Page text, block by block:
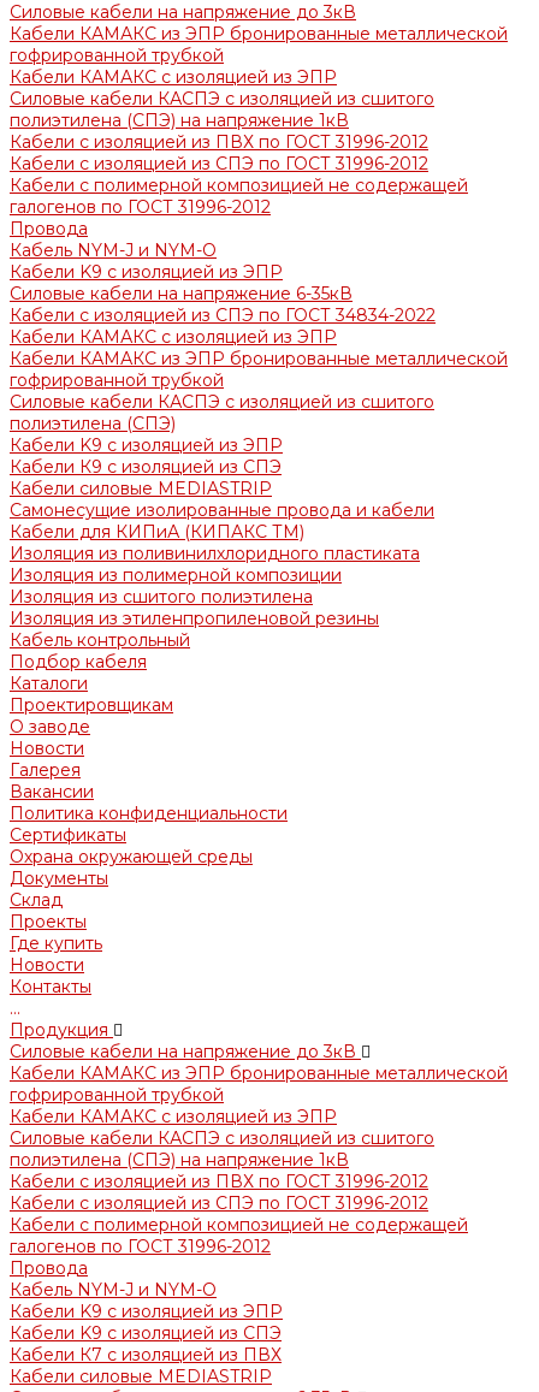
Силовые кабели на напряжение до 3кВ
Кабели КАМАКС из ЭПР бронированные металлической
гофрированной трубкой
Кабели КАМАКС с изоляцией из ЭПР
Силовые кабели КАСПЭ с изоляцией из сшитого
полиэтилена (СПЭ) на напряжение 1кВ
Кабели с изоляцией из ПВХ по ГОСТ 31996-2012
Кабели с изоляцией из СПЭ по ГОСТ 31996-2012
Кабели с полимерной композицией не содержащей
галогенов по ГОСТ 31996-2012
Провода
Кабель NYM-J и NYM-O
Кабели K9 с изоляцией из ЭПР
Силовые кабели на напряжение 6-35кВ
Кабели с изоляцией из СПЭ по ГОСТ 34834-2022
Кабели КАМАКС с изоляцией из ЭПР
Кабели КАМАКС из ЭПР бронированные металлической
гофрированной трубкой
Силовые кабели КАСПЭ с изоляцией из сшитого
полиэтилена (СПЭ)
Кабели K9 с изоляцией из ЭПР
Кабели К9 с изоляцией из СПЭ
Кабели силовые MEDIASTRIP
Самонесущие изолированные провода и кабели
Кабели для КИПиА (КИПАКС ТМ)
Изоляция из поливинилхлоридного пластиката
Изоляция из полимерной композиции
Изоляция из сшитого полиэтилена
Изоляция из этиленпропиленовой резины
Кабель контрольный
Подбор кабеля
Каталоги
Проектировщикам
О заводе
Новости
Галерея
Вакансии
Политика конфиденциальности
Сертификаты
Охрана окружающей среды
Документы
Склад
Проекты
Где купить
Новости
Контакты
...
Продукция
Силовые кабели на напряжение до 3кВ
Кабели КАМАКС из ЭПР бронированные металлической
гофрированной трубкой
Кабели КАМАКС с изоляцией из ЭПР
Силовые кабели КАСПЭ с изоляцией из сшитого
полиэтилена (СПЭ) на напряжение 1кВ
Кабели с изоляцией из ПВХ по ГОСТ 31996-2012
Кабели с изоляцией из СПЭ по ГОСТ 31996-2012
Кабели с полимерной композицией не содержащей
галогенов по ГОСТ 31996-2012
Провода
Кабель NYM-J и NYM-O
Кабели K9 с изоляцией из ЭПР
Кабели K9 с изоляцией из СПЭ
Кабели К7 с изоляцией из ПВХ
Кабели силовые MEDIASTRIP